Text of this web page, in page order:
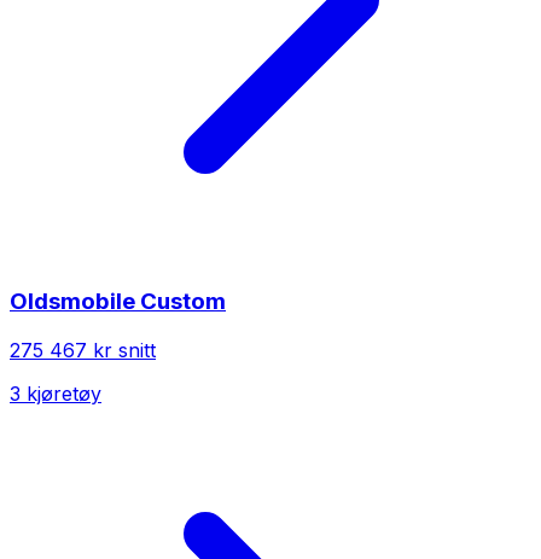
Oldsmobile Custom
275 467 kr snitt
3 kjøretøy